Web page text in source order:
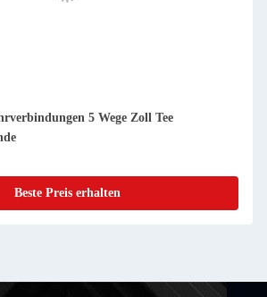
5 Wege Zoll Tee
Beste Preis erhalten